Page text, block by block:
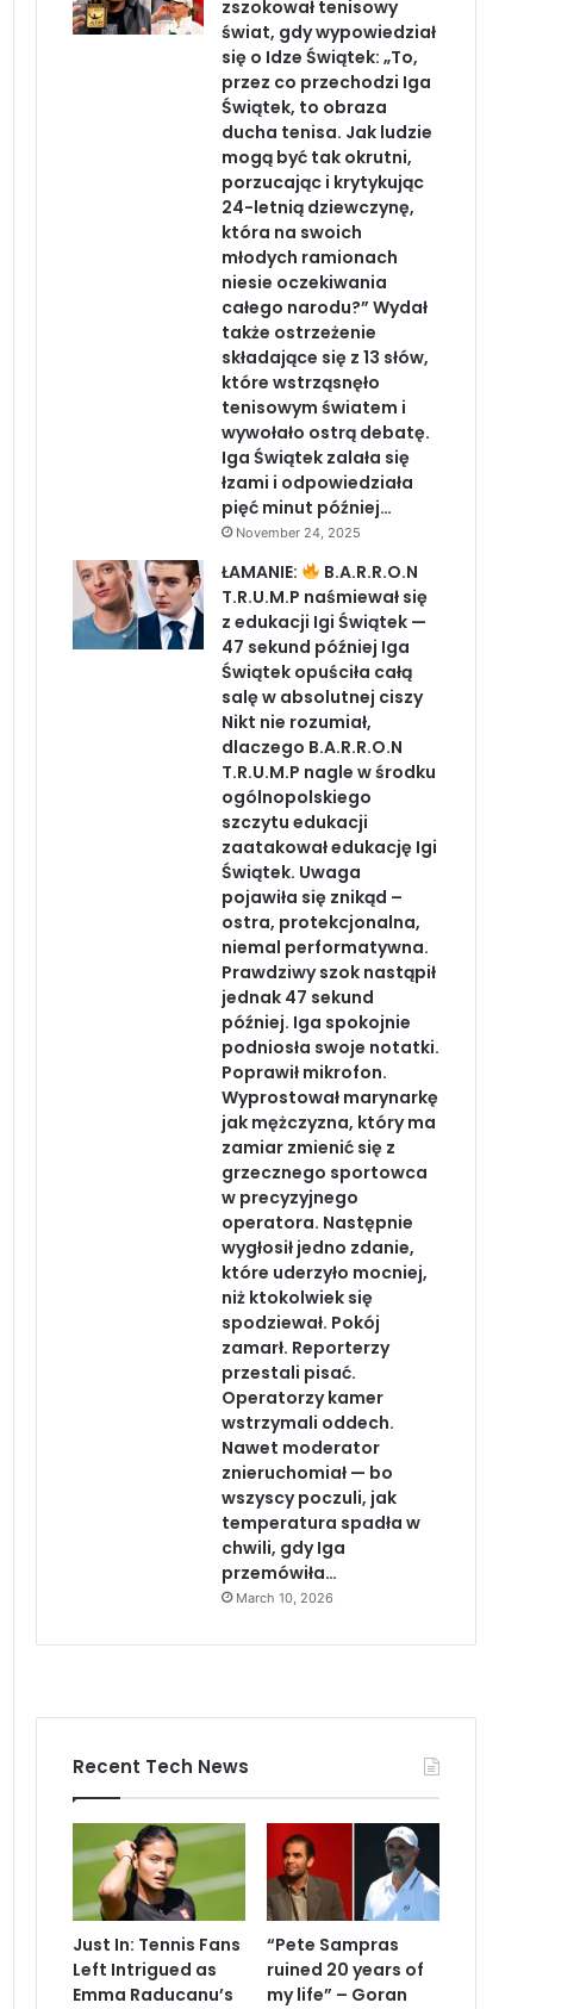
zszokował tenisowy
świat, gdy wypowiedział
się o Idze Świątek: „To,
przez co przechodzi Iga
Świątek, to obraza
ducha tenisa. Jak ludzie
mogą być tak okrutni,
porzucając i krytykując
24-letnią dziewczynę,
która na swoich
młodych ramionach
niesie oczekiwania
całego narodu?” Wydał
także ostrzeżenie
składające się z 13 słów,
które wstrząsnęło
tenisowym światem i
wywołało ostrą debatę.
Iga Świątek zalała się
łzami i odpowiedziała
pięć minut później…
November 24, 2025
ŁAMANIE:
B.A.R.R.O.N
T.R.U.M.P naśmiewał się
z edukacji Igi Świątek —
47 sekund później Iga
Świątek opuściła całą
salę w absolutnej ciszy
Nikt nie rozumiał,
dlaczego B.A.R.R.O.N
T.R.U.M.P nagle w środku
ogólnopolskiego
szczytu edukacji
zaatakował edukację Igi
Świątek. Uwaga
pojawiła się znikąd –
ostra, protekcjonalna,
niemal performatywna.
Prawdziwy szok nastąpił
jednak 47 sekund
później. Iga spokojnie
podniosła swoje notatki.
Poprawił mikrofon.
Wyprostował marynarkę
jak mężczyzna, który ma
zamiar zmienić się z
grzecznego sportowca
w precyzyjnego
operatora. Następnie
wygłosił jedno zdanie,
które uderzyło mocniej,
niż ktokolwiek się
spodziewał. Pokój
zamarł. Reporterzy
przestali pisać.
Operatorzy kamer
wstrzymali oddech.
Nawet moderator
znieruchomiał — bo
wszyscy poczuli, jak
temperatura spadła w
chwili, gdy Iga
przemówiła…
March 10, 2026
Recent Tech News
Just In: Tennis Fans
Left Intrigued as
Emma Raducanu’s
“Pete Sampras
ruined 20 years of
my life” – Goran